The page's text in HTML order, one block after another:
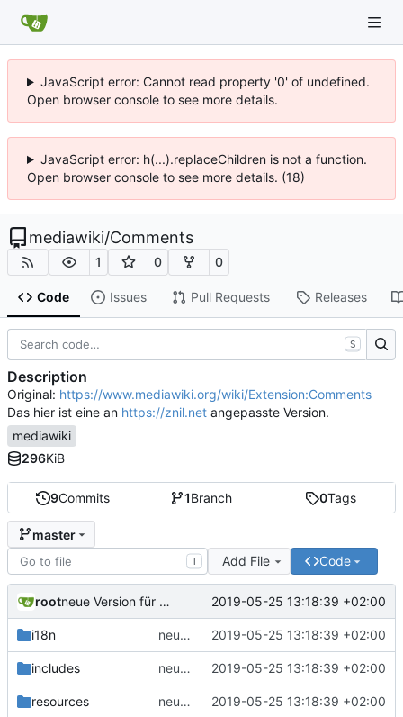
JavaScript error: Cannot read property '0' of undefined.
Open browser console to see more details.
JavaScript error: h(...).replaceChildren is not a function.
Open browser console to see more details. (18)
mediawiki/Comments
1 0 0
Code Issues Pull Requests Releases
9Commits 1Branch 0Tags
master
T Add File Code
root neue Version für Mediawiki ab Version 1.32 2019-05-25 13:18:39 +02:00
i18n neue Version für Mediawiki ab Version 1.32 2019-05-25 13:18:39 +02:00
includes neue Version für Mediawiki ab Version 1.32 2019-05-25 13:18:39 +02:00
resources neue Version für Mediawiki ab Version 1.32 2019-05-25 13:18:39 +02:00
S
Description
Original: https://www.mediawiki.org/wiki/Extension:Comments
Das hier ist eine an https://znil.net angepasste Version.
mediawiki
296KiB